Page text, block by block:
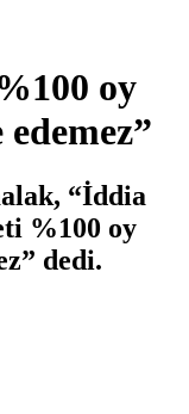
oy
“İddia
%100 oy
dedi.